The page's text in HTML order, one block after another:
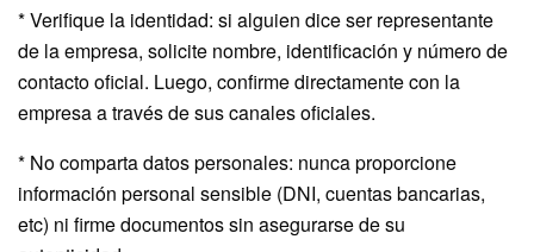
* Verifique la identidad: si alguien dice ser representante
de la empresa, solicite nombre, identificación y número de
contacto oficial. Luego, confirme directamente con la
empresa a través de sus canales oficiales.
* No comparta datos personales: nunca proporcione
información personal sensible (DNI, cuentas bancarias,
etc) ni firme documentos sin asegurarse de su